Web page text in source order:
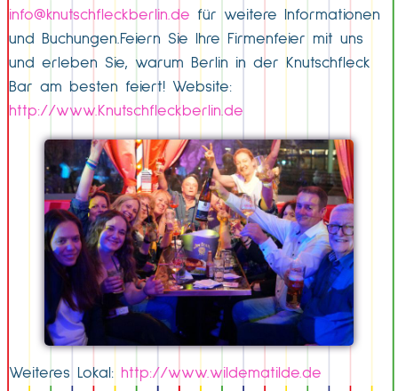
info@knutschfleckberlin.de für weitere Informationen
und Buchungen.Feiern Sie Ihre Firmenfeier mit uns
und erleben Sie, warum Berlin in der Knutschfleck
Bar am besten feiert! Website:
http://www.Knutschfleckberlin.de
Weiteres Lokal: http://www.wildematilde.de